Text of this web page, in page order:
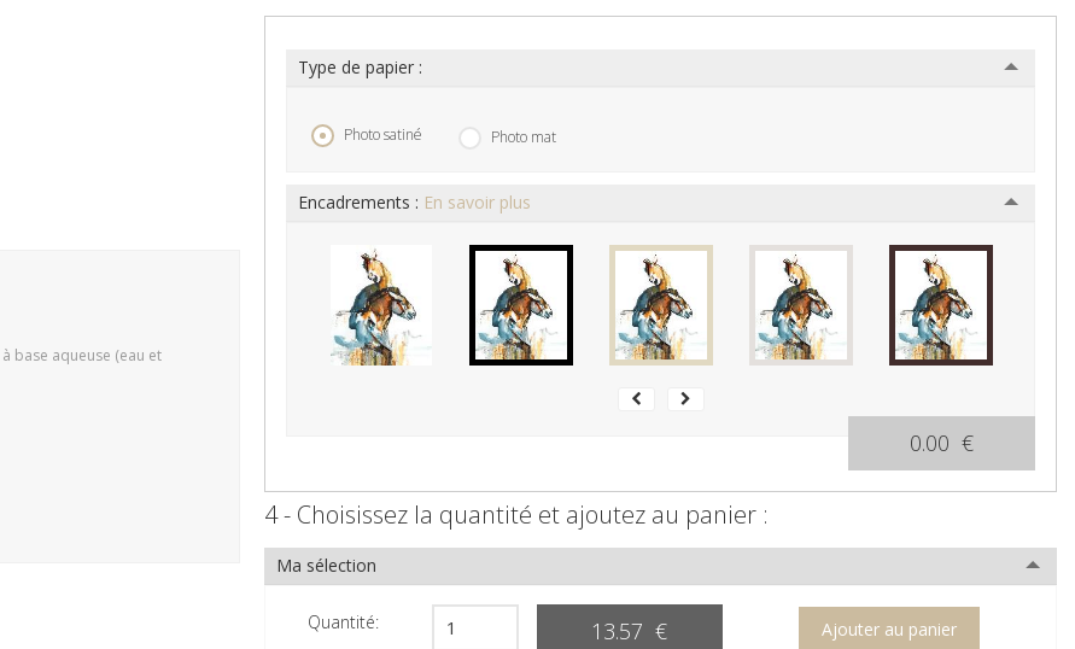
base aqueuse (eau et
Type de papier :
Photo satiné Photo mat
Encadrements : En savoir plus
0.00 €
4 - Choisissez la quantité et ajoutez au panier :
Ma sélection
Quantité: 13.57 €